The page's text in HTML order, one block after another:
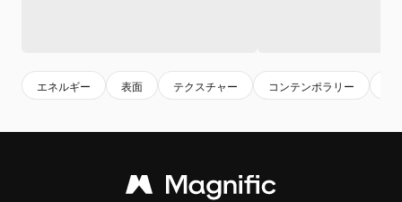
エネルギー 表面 テクスチャー コンテンポラリー